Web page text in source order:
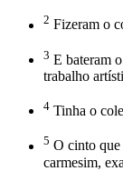
2 Fizeram o
3 E bateram
trabalho
4 Tinha o
5 O cinto que
carmesim,